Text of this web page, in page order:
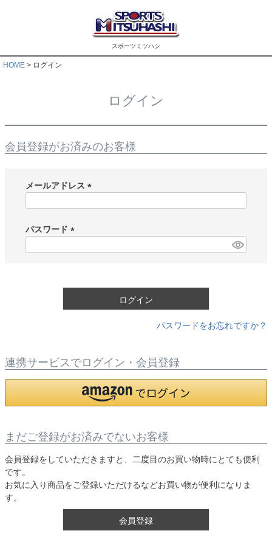
スポーツミツハシ
HOME ログイン
ログイン
会員登録がお済みのお客様
メールアドレス
)
パスワード
ログイン
パスワードをお忘れですか？
連携サービスでログイン・会員登録
まだご登録がお済みでないお客様
会員登録をしていただきますと、二度目のお買い物時にとても便利
です。
お気に入り商品をご登録いただけるなどお買い物が便利になりま
す。
会員登録